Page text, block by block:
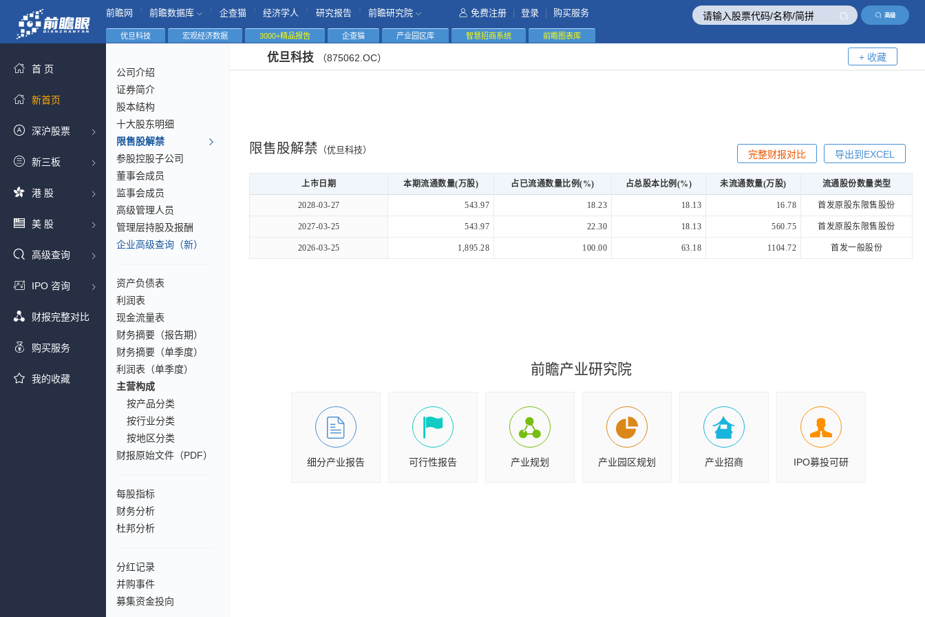
高级
前瞻网 前瞻数据库 企查猫 经济学人 研究报告 前瞻研究院 免费注册 登录 购买服务
首 页
新首页
深沪股票
新三板
港 股
美 股
高级查询
IPO 咨询
财报完整对比
购买服务
我的收藏
优旦科技 宏观经济数据 3000+精品报告 企查猫 产业园区库 智慧招商系统 前瞻图表库
公司介绍
证券简介
股本结构
十大股东明细
限售股解禁
参股控股子公司
董事会成员
监事会成员
高级管理人员
管理层持股及报酬
企业高级查询（新）
资产负债表
利润表
现金流量表
财务摘要（报告期）
财务摘要（单季度）
利润表（单季度）
主营构成
按产品分类
按行业分类
按地区分类
财报原始文件（PDF）
每股指标
财务分析
杜邦分析
分红记录
并购事件
募集资金投向
优旦科技 （875062.OC） + 收藏
限售股解禁 （优旦科技） 导出到EXCEL
完整财报对比
上市日期 本期流通数量(万股) 占已流通数量比例(%) 占总股本比例(%) 未流通数量(万股) 流通股份数量类型
2028-03-27 543.97 18.23 18.13 16.78 首发原股东限售股份
2027-03-25 543.97 22.30 18.13 560.75 首发原股东限售股份
2026-03-25 1,895.28 100.00 63.18 1104.72 首发一般股份
前瞻产业研究院
细分产业报告 可行性报告 产业规划 产业园区规划 产业招商 IPO募投可研